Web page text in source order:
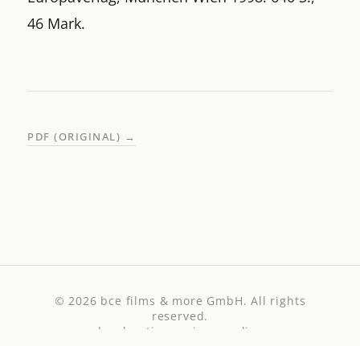
46 Mark.
PDF (ORIGINAL) →
© 2026 bce films & more GmbH. All rights
reserved.
legal notice
privacy policy